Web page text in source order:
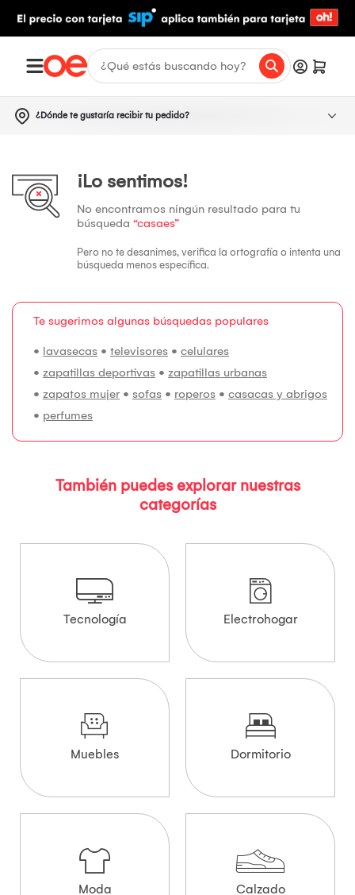
¿Dónde te gustaría recibir tu pedido?
¡Lo sentimos!
No encontramos ningún resultado para tu
búsqueda “casaes”
Pero no te desanimes, verifica la ortografía o intenta una
búsqueda menos específica.
Te sugerimos algunas búsquedas populares
• lavasecas • televisores • celulares
• zapatillas deportivas • zapatillas urbanas
• zapatos mujer • sofas • roperos • casacas y abrigos
• perfumes
También puedes explorar nuestras
categorías
Tecnología Electrohogar
Muebles Dormitorio
Moda Calzado